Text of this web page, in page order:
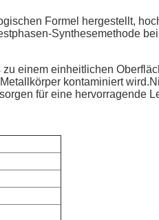
Formel hergestellt,
Synthesemethode
einem einheitlichen
kontaminiert
für eine hervorragende